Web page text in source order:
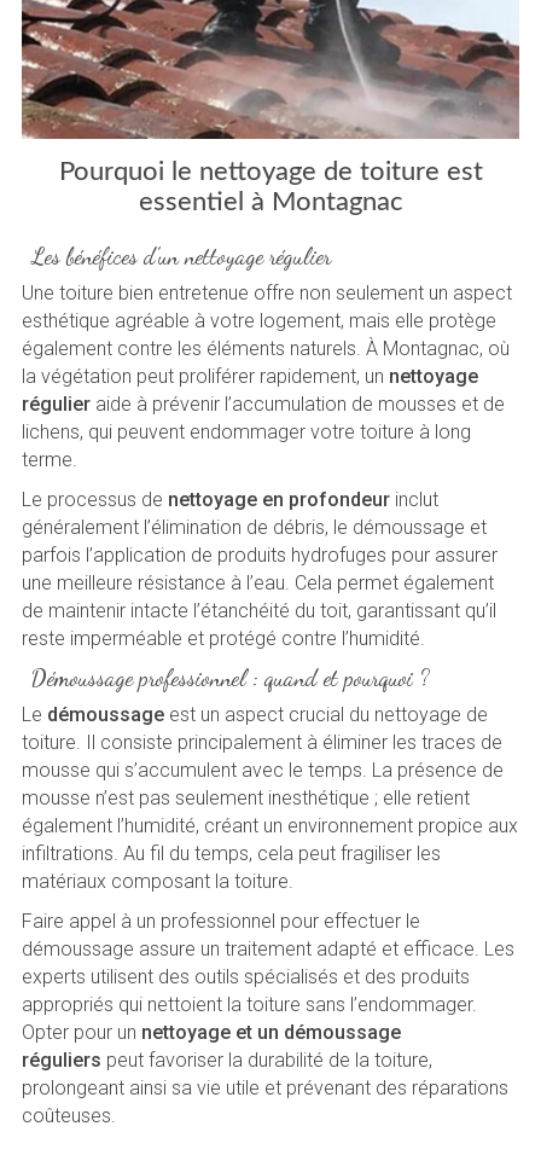
Pourquoi le nettoyage de toiture est
essentiel à Montagnac
Les bénéfices d’un nettoyage régulier
Une toiture bien entretenue offre non seulement un aspect
esthétique agréable à votre logement, mais elle protège
également contre les éléments naturels. À Montagnac, où
la végétation peut proliférer rapidement, un nettoyage
régulieraide à prévenir l’accumulation de mousses et de
lichens, qui peuvent endommager votre toiture à long
terme.
Le processus de nettoyage en profondeurinclut
généralement l’élimination de débris, le démoussage et
parfois l’application de produits hydrofuges pour assurer
une meilleure résistance à l’eau. Cela permet également
de maintenir intacte l’étanchéité du toit, garantissant qu’il
reste imperméable et protégé contre l’humidité.
Démoussage professionnel : quand et pourquoi ?
Le démoussageest un aspect crucial du nettoyage de
toiture. Il consiste principalement à éliminer les traces de
mousse qui s’accumulent avec le temps. La présence de
mousse n’est pas seulement inesthétique ; elle retient
également l’humidité, créant un environnement propice aux
infiltrations. Au fil du temps, cela peut fragiliser les
matériaux composant la toiture.
Faire appel à un professionnel pour effectuer le
démoussage assure un traitement adapté et efficace. Les
experts utilisent des outils spécialisés et des produits
appropriés qui nettoient la toiture sans l’endommager.
Opter pour un nettoyage et un démoussage
réguliers peut favoriser la durabilité de la toiture,
prolongeant ainsi sa vie utile et prévenant des réparations
coûteuses.